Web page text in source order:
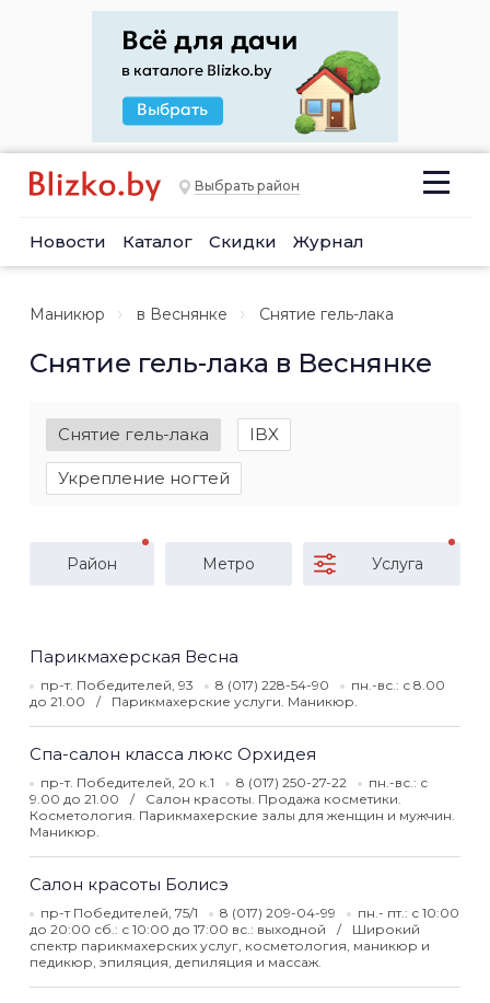
Выбрать район
Новости Каталог Скидки Журнал
Маникюр в Веснянке Снятие гель-лака
Снятие гель-лака в Веснянке
Снятие гель-лака IBX
Укрепление ногтей
Район Метро Услуга
Парикмахерская Весна
пр-т. Победителей, 93 8 (017) 228-54-90
пн.-вс.: с 8.00
до 21.00
Парикмахерские услуги. Маникюр.
Спа-салон класса люкс Орхидея
пр-т. Победителей, 20 к.1 8 (017) 250-27-22
пн.-вс.: с
9.00 до 21.00
Салон красоты. Продажа косметики.
Косметология. Парикмахерские залы для женщин и мужчин.
Маникюр.
Салон красоты Болисэ
пр-т Победителей, 75/1 8 (017) 209-04-99
пн.- пт.: с 10:00
до 20:00 сб.: с 10:00 до 17:00 вс.: выходной
Широкий
спектр парикмахерских услуг, косметология, маникюр и
педикюр, эпиляция, депиляция и массаж.